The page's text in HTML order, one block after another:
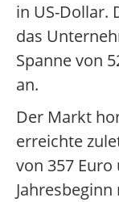
in US-Dollar.
das
Spanne von
an.
Der Markt
erreichte
von 357